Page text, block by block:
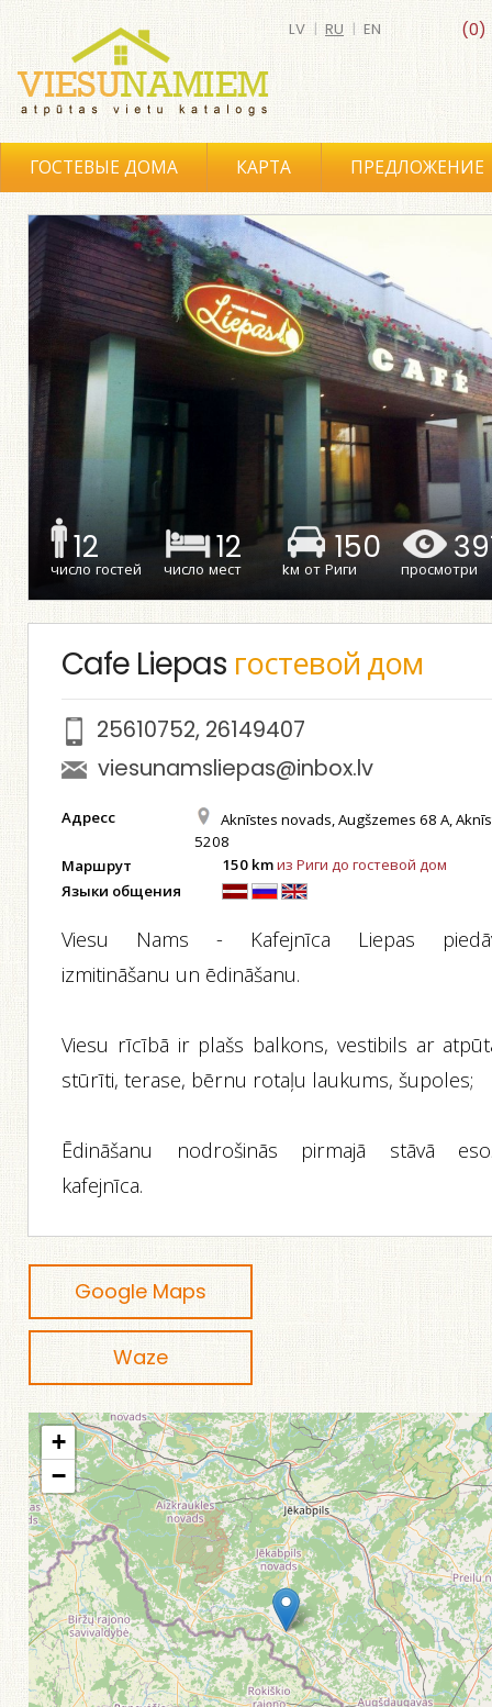
(0)
LV | RU | EN
ГОСТЕВЫЕ ДОМА КАРТА ПРЕДЛОЖЕНИЕ
12
число гостей
12
число мест
150
kм от Риги просмотри
Cafe Liepas гостевой дом
25610752, 26149407
viesunamsliepas@inbox.lv
Адресс
Aknīstes novads, Augšzemes 68 A,
5208
Маршрут 150 kmиз Риги до гостевой дом
Языки общения
Viesu Nams - Kafejnīca Liepas
izmitināšanu un ēdināšanu.
Viesu rīcībā ir plašs balkons, vestibils ar
stūrīti, terase, bērnu rotaļu laukums, šupoles;
Ēdināšanu nodrošinās pirmajā stāvā
kafejnīca.
Google Maps
Waze
+
−